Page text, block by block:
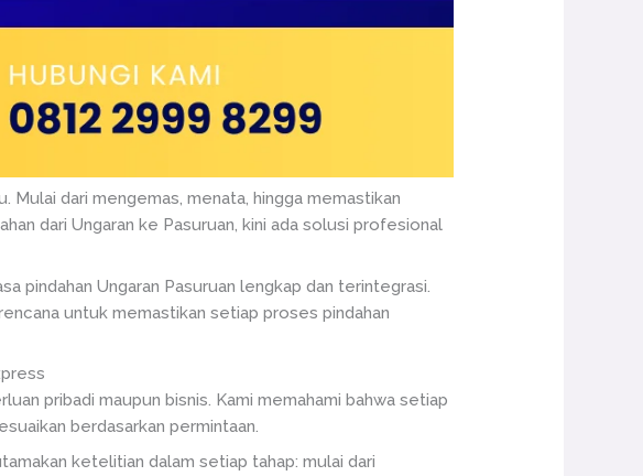
Mulai dari mengemas, menata, hingga memastikan
dari Ungaran ke Pasuruan, kini ada solusi profesional
pindahan Ungaran Pasuruan lengkap dan terintegrasi.
untuk memastikan setiap proses pindahan
pribadi maupun bisnis. Kami memahami bahwa setiap
berdasarkan permintaan.
ketelitian dalam setiap tahap: mulai dari